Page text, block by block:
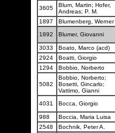
3605
Blum, Martin; Hofer,
Andreas; P. M.
1897 Blumenberg, Werner
1892
Blumer, Giovanni
3033
Boato, Marco (acd)
2924
Boatti, Giorgio
1294
Bobbio, Norberto
5082
Bobbio, Norberto;
Bosetti, Gincarlo;
Vattimo, Gianni
4031 Bocca, Giorgio
988 Boccia, Maria Luisa
2548
Bochnik, Peter A.